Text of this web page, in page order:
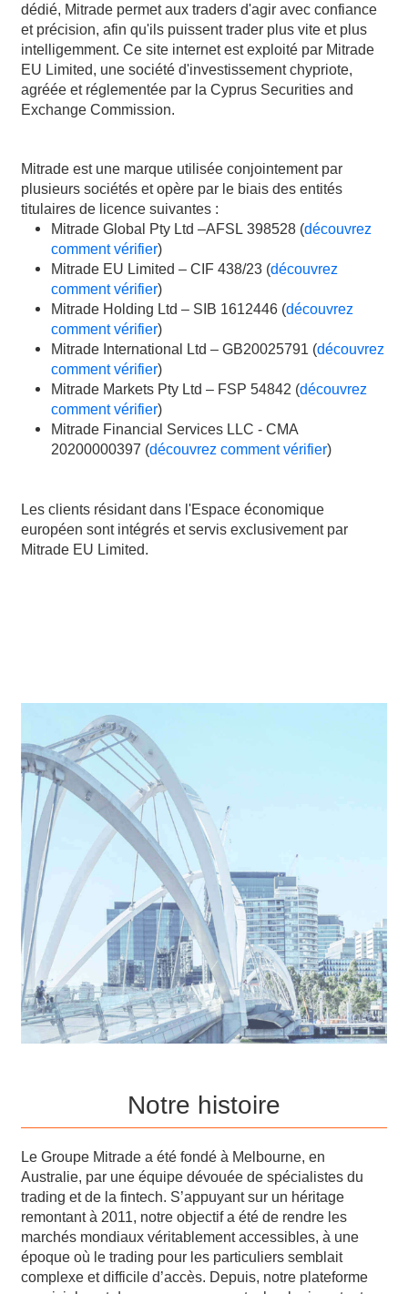
हिन्दी
dédié, Mitrade permet aux traders d'agir avec confiance
et précision, afin qu'ils puissent trader plus vite et plus
intelligemment. Ce site internet est exploité par Mitrade
EU Limited, une société d'investissement chypriote,
agréée et réglementée par la Cyprus Securities and
Exchange Commission.
Mitrade est une marque utilisée conjointement par
plusieurs sociétés et opère par le biais des entités
titulaires de licence suivantes :
Mitrade Global Pty Ltd –AFSL 398528 (découvrez
comment vérifier)
Mitrade EU Limited – CIF 438/23 (découvrez
comment vérifier)
Mitrade Holding Ltd – SIB 1612446 (découvrez
comment vérifier)
Mitrade International Ltd – GB20025791 (découvrez
comment vérifier)
Mitrade Markets Pty Ltd – FSP 54842 (découvrez
comment vérifier)
Mitrade Financial Services LLC - CMA
20200000397 (découvrez comment vérifier)
Les clients résidant dans l'Espace économique
européen sont intégrés et servis exclusivement par
Mitrade EU Limited.
Notre histoire
Le Groupe Mitrade a été fondé à Melbourne, en
Australie, par une équipe dévouée de spécialistes du
trading et de la fintech. S’appuyant sur un héritage
remontant à 2011, notre objectif a été de rendre les
marchés mondiaux véritablement accessibles, à une
époque où le trading pour les particuliers semblait
complexe et difficile d’accès. Depuis, notre plateforme